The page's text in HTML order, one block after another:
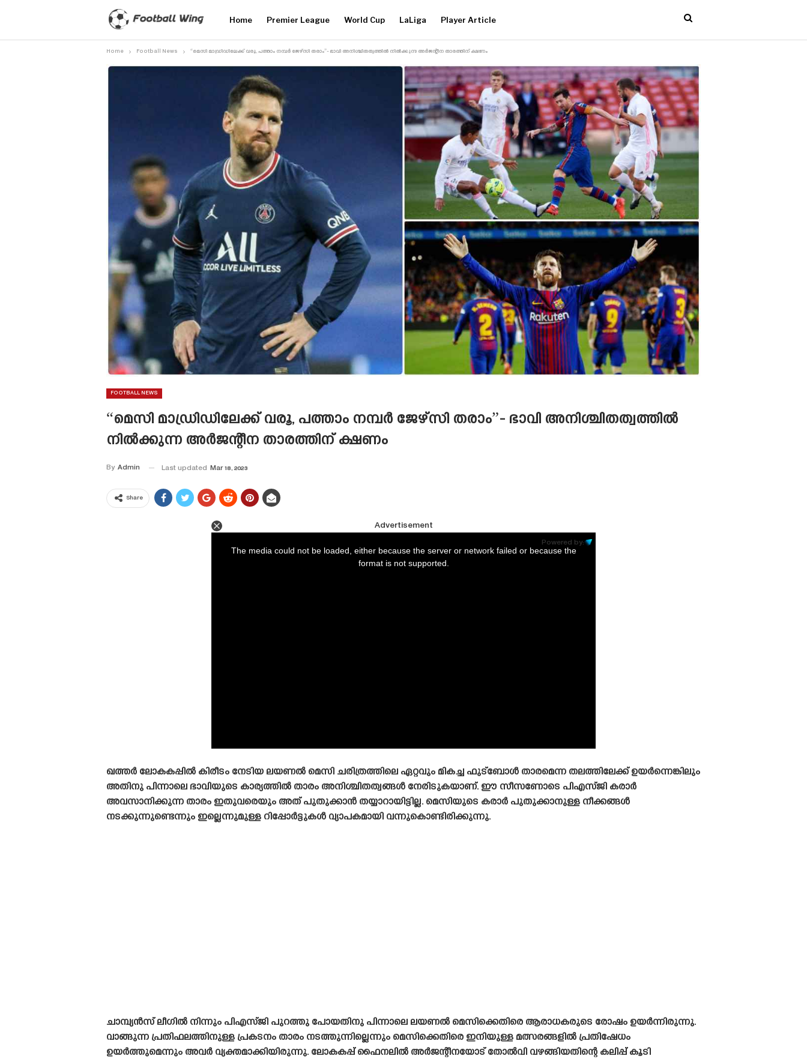
Home Premier League World Cup LaLiga Player Article
Home Football News “മെസി മാഡ്രിഡിലേക്ക് വരൂ, പത്താം നമ്പർ ജേഴ്‌സി തരാം”- ഭാവി അനിശ്ചിതത്വത്തിൽ നിൽക്കുന്ന അർജന്റീന താരത്തിന് ക്ഷണം
FOOTBALL NEWS
“മെസി മാഡ്രിഡിലേക്ക് വരൂ, പത്താം നമ്പർ ജേഴ്‌സി തരാം”- ഭാവി അനിശ്ചിതത്വത്തിൽ
നിൽക്കുന്ന അർജന്റീന താരത്തിന് ക്ഷണം
By Admin Last updated Mar 18, 2023
Share
Advertisement
Powered by:
The media could not be loaded, either because the server or network failed or because the
format is not supported.
ഖത്തർ ലോകകപ്പിൽ കിരീടം നേടിയ ലയണൽ മെസി ചരിത്രത്തിലെ ഏറ്റവും മികച്ച ഫുട്ബോൾ താരമെന്ന തലത്തിലേക്ക് ഉയർന്നെങ്കിലും
അതിനു പിന്നാലെ ഭാവിയുടെ കാര്യത്തിൽ താരം അനിശ്ചിതത്വങ്ങൾ നേരിടുകയാണ്. ഈ സീസണോടെ പിഎസ്‌ജി കരാർ
അവസാനിക്കുന്ന താരം ഇതുവരെയും അത് പുതുക്കാൻ തയ്യാറായിട്ടില്ല. മെസിയുടെ കരാർ പുതുക്കാനുള്ള നീക്കങ്ങൾ
നടക്കുന്നുണ്ടെന്നും ഇല്ലെന്നുമുള്ള റിപ്പോർട്ടുകൾ വ്യാപകമായി വന്നുകൊണ്ടിരിക്കുന്നു.
ചാമ്പ്യൻസ് ലീഗിൽ നിന്നും പിഎസ്‌ജി പുറത്തു പോയതിനു പിന്നാലെ ലയണൽ മെസിക്കെതിരെ ആരാധകരുടെ രോഷം ഉയർന്നിരുന്നു.
വാങ്ങുന്ന പ്രതിഫലത്തിനുള്ള പ്രകടനം താരം നടത്തുന്നില്ലെന്നും മെസിക്കെതിരെ ഇനിയുള്ള മത്സരങ്ങളിൽ പ്രതിഷേധം
ഉയർത്തുമെന്നും അവർ വ്യക്തമാക്കിയിരുന്നു. ലോകകപ്പ് ഫൈനലിൽ അർജന്റീനയോട് തോൽവി വഴങ്ങിയതിന്റെ കലിപ്പ് കൂടി